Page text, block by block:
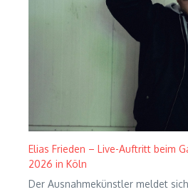
Elias Frieden – Live-Auftritt beim
2026 in Köln
Der Ausnahmekünstler meldet